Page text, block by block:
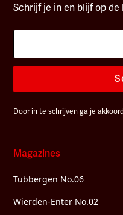
Schrijf je in en blijf op
Door in te schrijven ga je
Magazines
Tubbergen No.06
Wierden-Enter No.02